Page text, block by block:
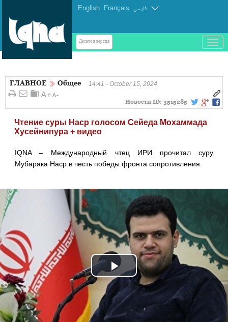
English . Français . فارسی
Десктоп-версия
باز
و
کردن
ГЛАВНОЕ Общее 14:41 - October 15, 2024
Новости ID: 3515285
Чтение суры Наср голосом Сейеда Мохаммада
Хусейнипура + видео
IQNA – Международный чтец ИРИ прочитал суру
Мубарака Наср в честь победы фронта сопротивления.
Play
Video